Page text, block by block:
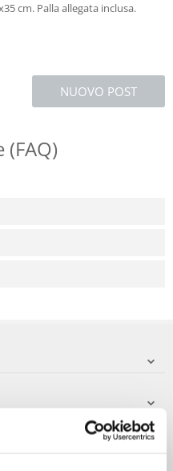
cm. Palla allegata inclusa.
NUOVO POST